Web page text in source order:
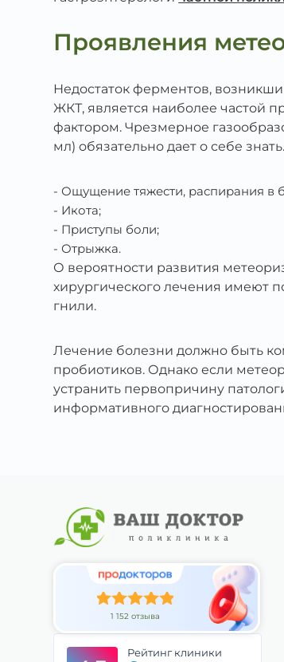
Проявления
Недостаток ферментов,
ЖКТ, является наиболее частой
фактором. Чрезмерное
мл) обязательно дает о себе
Ощущение тяжести, распирания в
Икота;
Приступы боли;
Отрыжка.
О вероятности развития
хирургического лечения имеют
гнили.
Лечение болезни должно быть
пробиотиков. Однако если
устранить первопричину
информативного
1 152 отзыва
Рейтинг клиники